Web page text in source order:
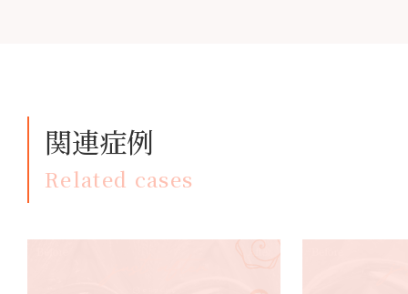
関連症例
Related cases